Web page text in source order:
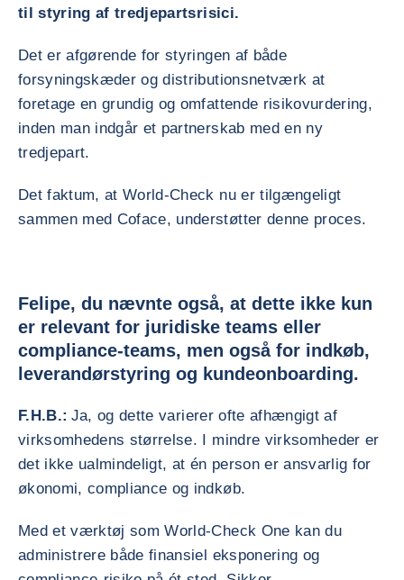
til styring af tredjepartsrisici.
Det er afgørende for styringen af både
forsyningskæder og distributionsnetværk at
foretage en grundig og omfattende risikovurdering,
inden man indgår et partnerskab med en ny
tredjepart.
Det faktum, at World-Check nu er tilgængeligt
sammen med Coface, understøtter denne proces.
Felipe, du nævnte også, at dette ikke kun
er relevant for juridiske teams eller
compliance-teams, men også for indkøb,
leverandørstyring og kundeonboarding.
F.H.B.: Ja, og dette varierer ofte afhængigt af
virksomhedens størrelse. I mindre virksomheder er
det ikke ualmindeligt, at én person er ansvarlig for
økonomi, compliance og indkøb.
Med et værktøj som World-Check One kan du
administrere både finansiel eksponering og